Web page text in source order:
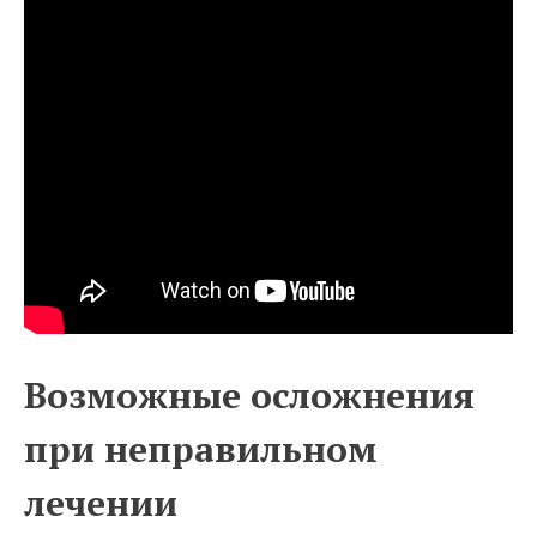
Возможные осложнения
при неправильном
лечении